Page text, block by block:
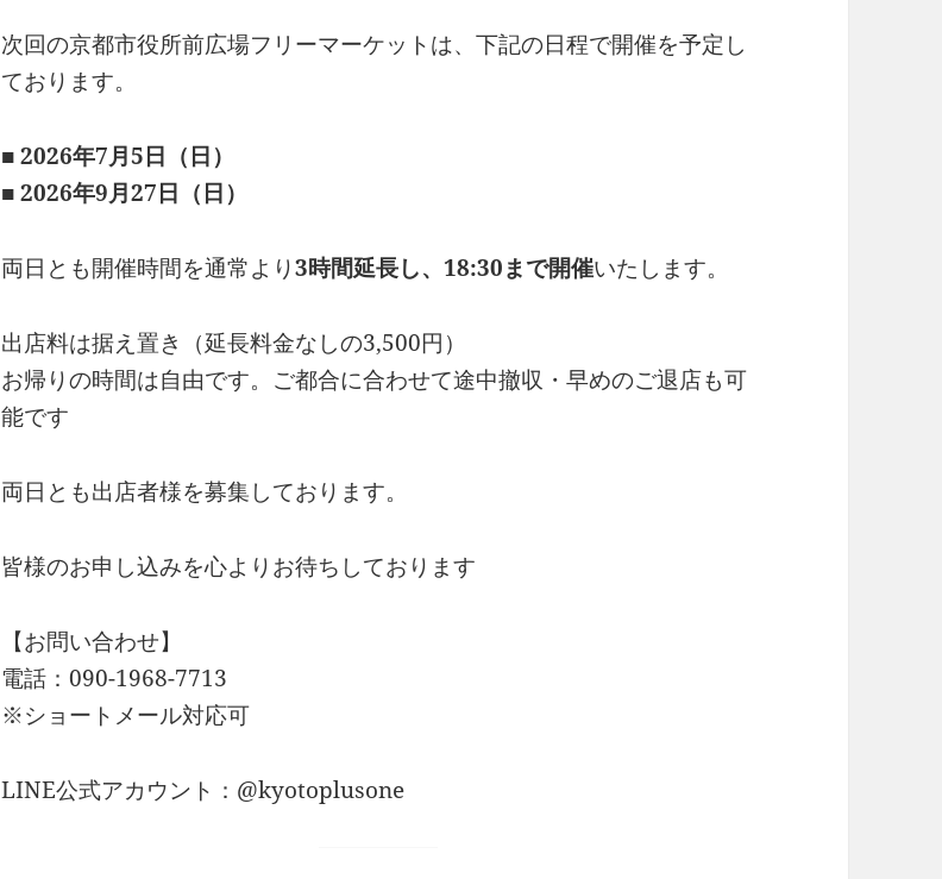
次回の京都市役所前広場フリーマーケットは、下記の日程で開催を予定し
ております。
■ 2026年7月5日（日）
■ 2026年9月27日（日）
両日とも開催時間を通常より3時間延長し、18:30まで開催いたします。
出店料は据え置き（延長料金なしの3,500円）
お帰りの時間は自由です。ご都合に合わせて途中撤収・早めのご退店も可
能です
両日とも出店者様を募集しております。
皆様のお申し込みを心よりお待ちしております
【お問い合わせ】
電話：090-1968-7713
※ショートメール対応可
LINE公式アカウント：@kyotoplusone